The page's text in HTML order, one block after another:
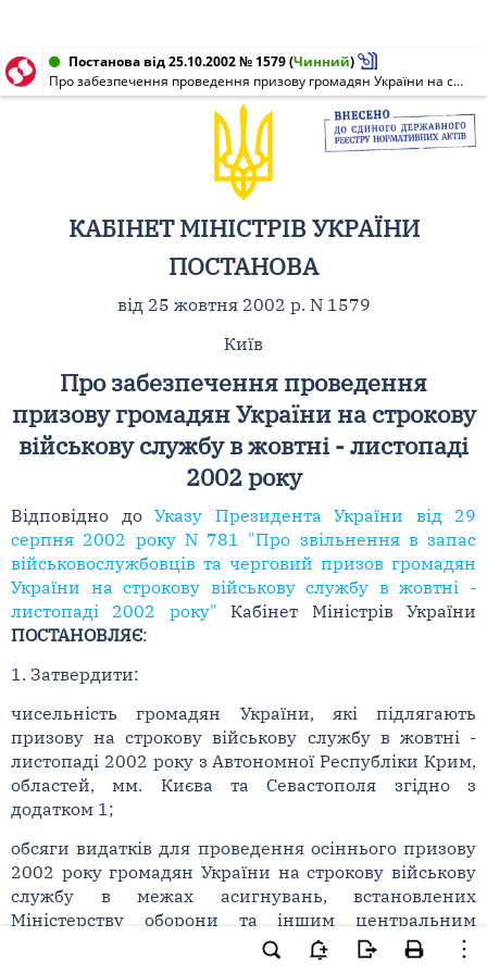
Постанова від 25.10.2002 № 1579(Чинний)
Про забезпечення проведення призову громадян України на строкову військову службу в жовтні - листопаді 2002 року